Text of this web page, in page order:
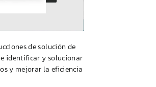
de solución de
identificar y solucionar
y mejorar la eficiencia